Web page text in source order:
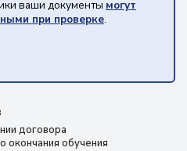
ваши документы могут
при проверке.
договора
обучения